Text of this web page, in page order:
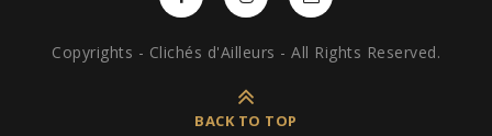
Copyrights - Clichés d'Ailleurs - All Rights Reserved.
BACK TO TOP